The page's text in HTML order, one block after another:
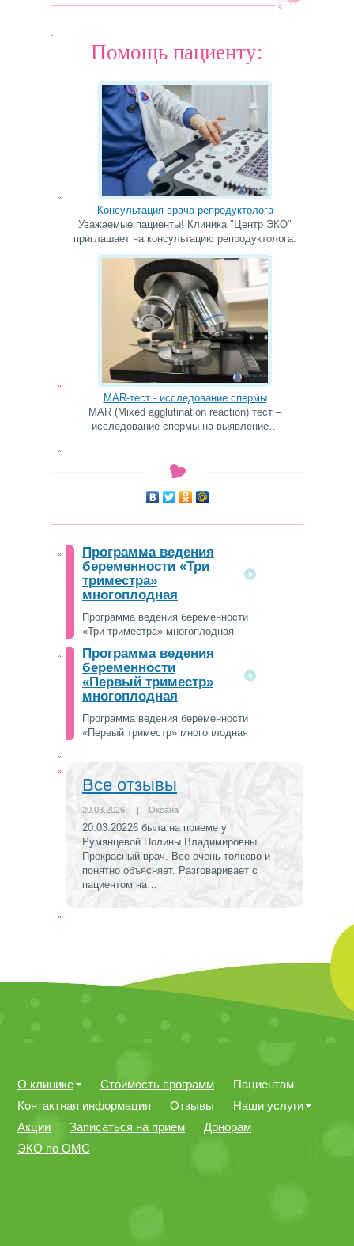
.
Помощь пациенту:
Консультация врача репродуктолога
Уважаемые пациенты! Клиника "Центр ЭКО"
приглашает на консультацию репродуктолога.
MAR-тест - исследование спермы
MAR (Mixed agglutination reaction) тест –
исследование спермы на выявление…
Программа ведения
беременности «Три
триместра»
многоплодная
Программа ведения беременности
«Три триместра» многоплодная.
Программа ведения
беременности
«Первый триместр»
многоплодная
Программа ведения беременности
«Первый триместр» многоплодная
Все отзывы
20.03.2026 | Оксана
20.03.20226 была на приеме у
Румянцевой Полины Владимировны.
Прекрасный врач. Все очень толково и
понятно объясняет. Разговаривает с
пациентом на…
О клинике Стоимость программ
Пациентам
Контактная информация
Отзывы
Наши услуги
Акции
Записаться на прием
Донорам
ЭКО по ОМС